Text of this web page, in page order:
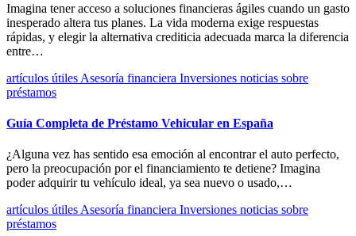
Imagina tener acceso a soluciones financieras ágiles cuando un gasto
inesperado altera tus planes. La vida moderna exige respuestas
rápidas, y elegir la alternativa crediticia adecuada marca la diferencia
entre…
artículos útiles Asesoría financiera Inversiones noticias sobre
préstamos
Guía Completa de Préstamo Vehicular en España
¿Alguna vez has sentido esa emoción al encontrar el auto perfecto,
pero la preocupación por el financiamiento te detiene? Imagina
poder adquirir tu vehículo ideal, ya sea nuevo o usado,…
artículos útiles Asesoría financiera Inversiones noticias sobre
préstamos